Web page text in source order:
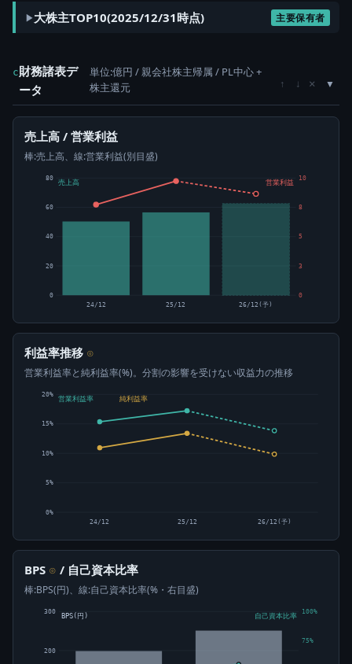
大株主TOP10(2025/12/31時点) 主要保有者
c財務諸表デ
ータ
単位:億円 / 親会社株主帰属 / PL中心 +
株主還元
↑ ↓ ×
売上高 / 営業利益
棒:売上高、線:営業利益(別目盛)
0
20
40
60
80
0
3
5
8
10
24/12 25/12 26/12(予)
売上高 営業利益
利益率推移 ⊙
営業利益率と純利益率(%)。分割の影響を受けない収益力の推移
0%
5%
10%
15%
20%
営業利益率 純利益率
24/12 25/12 26/12(予)
BPS ⊙ / 自己資本比率
棒:BPS(円)、線:自己資本比率(%・右目盛)
200
300
75%
100%
BPS(円) 自己資本比率